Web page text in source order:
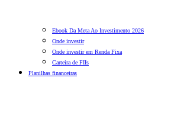
Ebook Da Meta Ao Investimento 2026
Onde investir
Onde investir em Renda Fixa
Carteira de FIIs
Planilhas financeiras